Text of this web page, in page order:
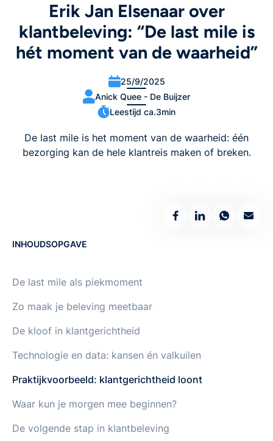
Erik Jan Elsenaar over
klantbeleving: “De last mile is
hét moment van de waarheid”
25/9/2025
Anick Quee - De Buijzer
Leestijd ca.3min
De last mile is het moment van de waarheid: één
bezorging kan de hele klantreis maken of breken.
INHOUDSOPGAVE
De last mile als piekmoment
Zo maak je beleving meetbaar
De kloof in klantgerichtheid
Technologie en data: kansen én valkuilen
Praktijkvoorbeeld: klantgerichtheid loont
Waar kun je morgen mee beginnen?
De volgende stap in klantbeleving